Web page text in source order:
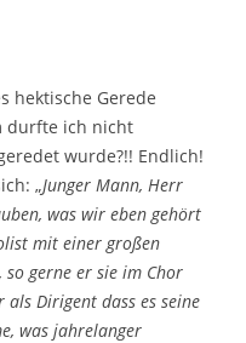
hektische Gerede
durfte ich nicht
wurde?!! Endlich!
„Junger Mann, Herr
was wir eben gehört
mit einer großen
gerne er sie im Chor
Dirigent dass es seine
was jahrelanger